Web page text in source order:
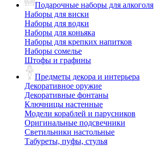
Подарочные наборы для алкоголя
Наборы для виски
Наборы для водки
Наборы для коньяка
Наборы для крепких напитков
Наборы сомелье
Штофы и графины
Предметы декора и интерьера
Декоративное оружие
Декоративные фонтаны
Ключницы настенные
Модели кораблей и парусников
Оригинальные подсвечники
Светильники настольные
Табуреты, пуфы, стулья